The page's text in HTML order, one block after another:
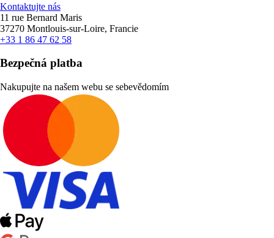
Kontaktujte nás
11 rue Bernard Maris
37270 Montlouis-sur-Loire, Francie
+33 1 86 47 62 58
Bezpečná platba
Nakupujte na našem webu se sebevědomím